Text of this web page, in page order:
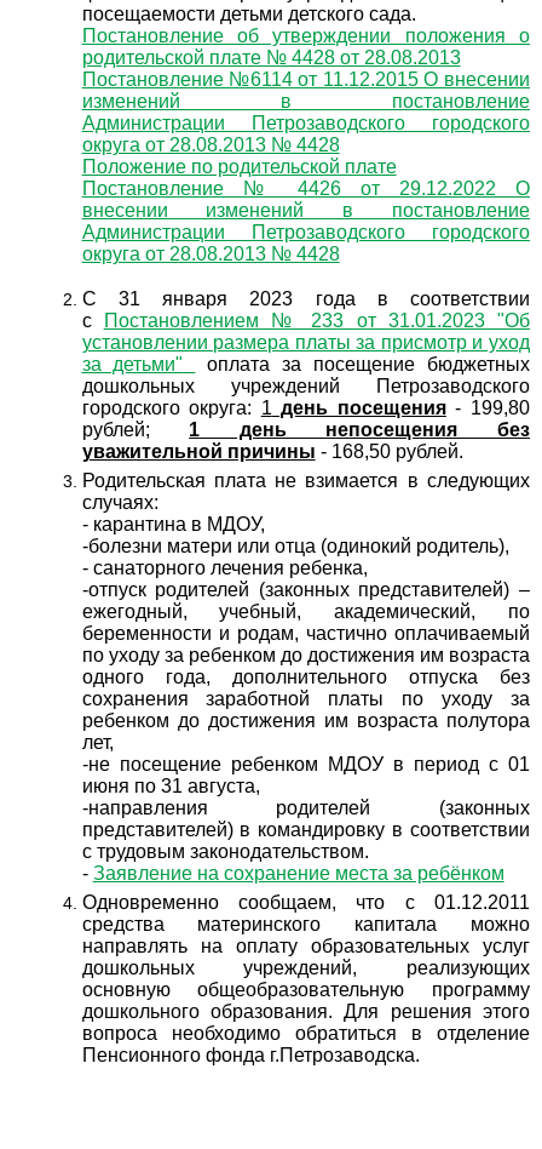
посещаемости детьми детского сада.
Постановление об утверждении положения о
родительской плате № 4428 от 28.08.2013
Постановление №6114 от 11.12.2015 О внесении
изменений в постановление
Администрации Петрозаводского городского
округа от 28.08.2013 № 4428
Положение по родительской плате
Постановление № 4426 от 29.12.2022 О
внесении изменений в постановление
Администрации Петрозаводского городского
округа от 28.08.2013 № 4428
С 31 января 2023 года в соответствии
с
Постановлением № 233 от 31.01.2023 "Об
установлении размера платы за присмотр и уход
за детьми"
оплата за посещение бюджетных
дошкольных учреждений Петрозаводского
городского округа: 1 день посещения - 199,80
рублей; 1 день непосещения без
уважительной причины - 168,50 рублей.
Родительская плата не взимается в следующих
случаях:
- карантина в МДОУ,
-болезни матери или отца (одинокий родитель),
- санаторного лечения ребенка,
-отпуск родителей (законных представителей) –
ежегодный, учебный, академический, по
беременности и родам, частично оплачиваемый
по уходу за ребенком до достижения им возраста
одного года, дополнительного отпуска без
сохранения заработной платы по уходу за
ребенком до достижения им возраста полутора
лет,
-не посещение ребенком МДОУ в период с 01
июня по 31 августа,
-направления родителей (законных
представителей) в командировку в соответствии
с трудовым законодательством.
- Заявление на сохранение места за ребёнком
Одновременно сообщаем, что с 01.12.2011
средства материнского капитала можно
направлять на оплату образовательных услуг
дошкольных учреждений, реализующих
основную общеобразовательную программу
дошкольного образования. Для решения этого
вопроса необходимо обратиться в отделение
Пенсионного фонда г.Петрозаводска.